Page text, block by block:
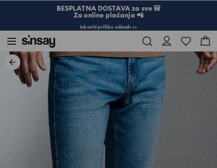
BESPLATNA DOSTAVA za sve 🎒
Za online plaćanja 📲
Iskoriti priliku odmah >>